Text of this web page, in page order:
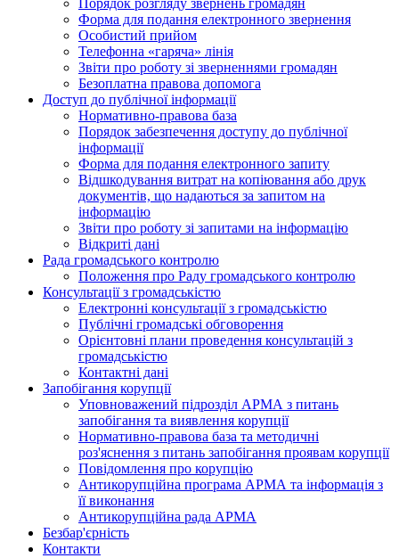
Порядок розгляду звернень громадян
Форма для подання електронного звернення
Особистий прийом
Телефонна «гаряча» лінія
Звіти про роботу зі зверненнями громадян
Безоплатна правова допомога
Доступ до публічної інформації
Нормативно-правова база
Порядок забезпечення доступу до публічної
інформації
Форма для подання електронного запиту
Відшкодування витрат на копіювання або друк
документів, що надаються за запитом на
інформацію
Звіти про роботу зі запитами на інформацію
Відкриті дані
Рада громадського контролю
Положення про Раду громадського контролю
Консультації з громадськістю
Електронні консультації з громадськістю
Публічні громадські обговорення
Орієнтовні плани проведення консультацій з
громадськістю
Контактні дані
Запобігання корупції
Уповноважений підрозділ АРМА з питань
запобігання та виявлення корупції
Нормативно-правова база та методичні
роз'яснення з питань запобігання проявам корупції
Повідомлення про корупцію
Антикорупційна програма АРМА та інформація з
її виконання
Антикорупційна рада АРМА
Безбар'єрність
Контакти